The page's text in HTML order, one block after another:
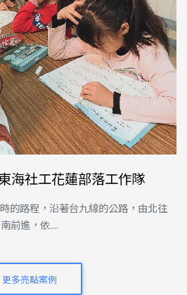
海社工花蓮部落工作隊
的路程，沿著台九線的公路，由北往
南前進，依....
更多亮點案例